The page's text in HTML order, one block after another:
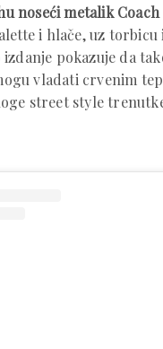
noseći metalik
i hlače, uz torbicu
izdanje pokazuje da
vladati crvenim
street style